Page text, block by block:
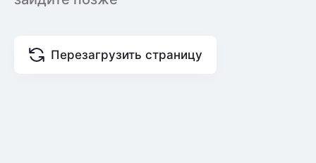
Перезагрузить страницу